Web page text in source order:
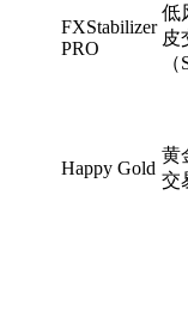
FXStabilizer
PRO
低
皮
Happy Gold
黄
交